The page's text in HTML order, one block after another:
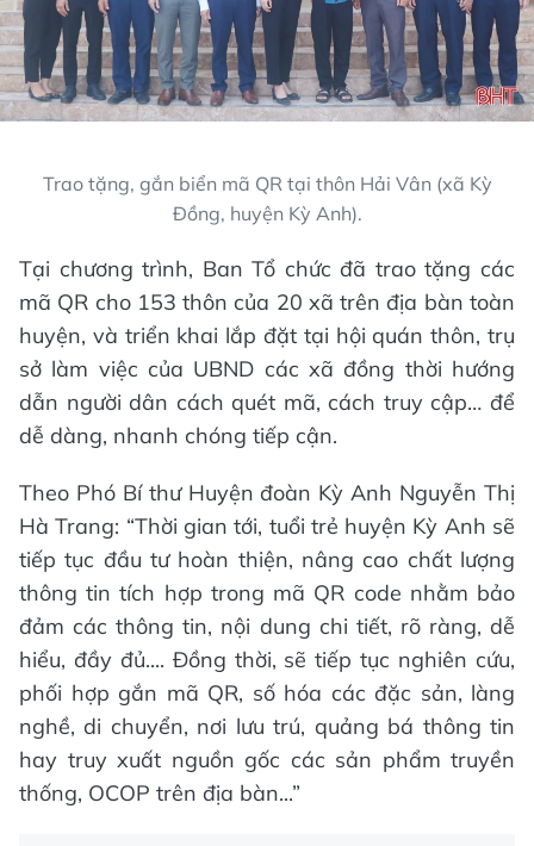
Trao tặng, gắn biển mã QR tại thôn Hải Vân (xã Kỳ
Đồng, huyện Kỳ Anh).
Tại chương trình, Ban Tổ chức đã trao tặng các
mã QR cho 153 thôn của 20 xã trên địa bàn toàn
huyện, và triển khai lắp đặt tại hội quán thôn, trụ
sở làm việc của UBND các xã đồng thời hướng
dẫn người dân cách quét mã, cách truy cập… để
dễ dàng, nhanh chóng tiếp cận.
Theo Phó Bí thư Huyện đoàn Kỳ Anh Nguyễn Thị
Hà Trang: “Thời gian tới, tuổi trẻ huyện Kỳ Anh sẽ
tiếp tục đầu tư hoàn thiện, nâng cao chất lượng
thông tin tích hợp trong mã QR code nhằm bảo
đảm các thông tin, nội dung chi tiết, rõ ràng, dễ
hiểu, đầy đủ.... Đồng thời, sẽ tiếp tục nghiên cứu,
phối hợp gắn mã QR, số hóa các đặc sản, làng
nghề, di chuyển, nơi lưu trú, quảng bá thông tin
hay truy xuất nguồn gốc các sản phẩm truyền
thống, OCOP trên địa bàn...”